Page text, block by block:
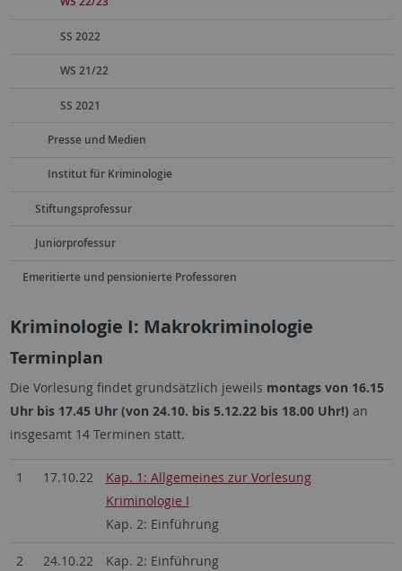
SS 2022
WS 21/22
SS 2021
Presse und Medien
Institut für Kriminologie
Stiftungsprofessur
Juniorprofessur
Emeritierte und pensionierte Professoren
Kriminologie I: Makrokriminologie
Terminplan
Die Vorlesung findet grundsätzlich jeweils montags von 16.15
Uhr bis 17.45 Uhr (von 24.10. bis 5.12.22 bis 18.00 Uhr!) an
insgesamt 14 Terminen statt.
1 17.10.22
Kap. 1: Allgemeines zur Vorlesung
Kriminologie I
Kap. 2: Einführung
2 24.10.22 Kap. 2: Einführung